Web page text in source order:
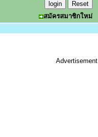
สมัครสมาชิกใหม่
Advertisement